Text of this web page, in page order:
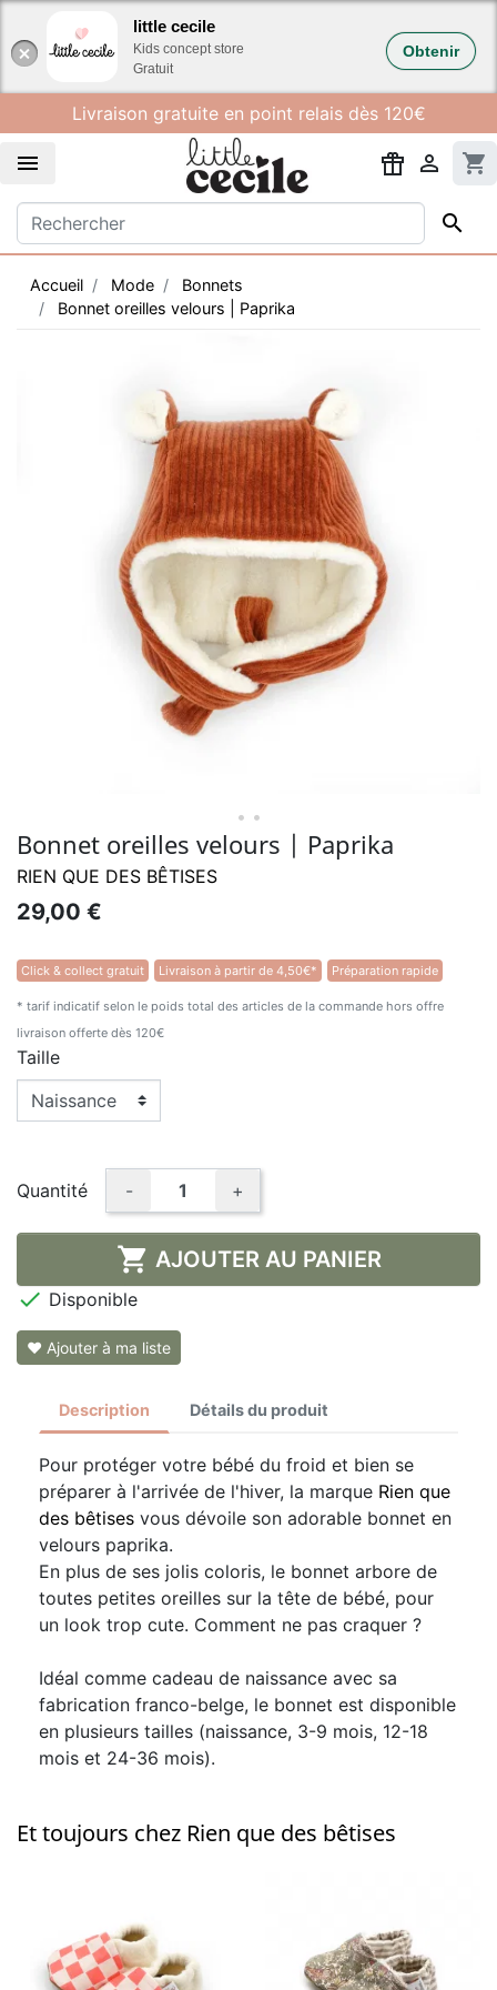
little cecile
Kids concept store
Gratuit
Obtenir
Livraison gratuite en point relais dès 120€
  shopping_cart

Accueil Mode
Bonnets
Bonnet oreilles velours | Paprika
• •
Bonnet oreilles velours | Paprika
RIEN QUE DES BÊTISES
29,00 €
Click & collect gratuit Livraison à partir de 4,50€* Préparation rapide
* tarif indicatif selon le poids total des articles de la commande hors offre
livraison offerte dès 120€
Taille
Quantité - +
 AJOUTER AU PANIER
 Disponible
❤ Ajouter à ma liste
Description Détails du produit
Pour protéger votre bébé du froid et bien se
préparer à l'arrivée de l'hiver, la marque Rien que
des bêtises vous dévoile son adorable bonnet en
velours paprika.
En plus de ses jolis coloris, le bonnet arbore de
toutes petites oreilles sur la tête de bébé, pour
un look trop cute. Comment ne pas craquer ?
Idéal comme cadeau de naissance avec sa
fabrication franco-belge, le bonnet est disponible
en plusieurs tailles (naissance, 3-9 mois, 12-18
mois et 24-36 mois).
Et toujours chez Rien que des bêtises